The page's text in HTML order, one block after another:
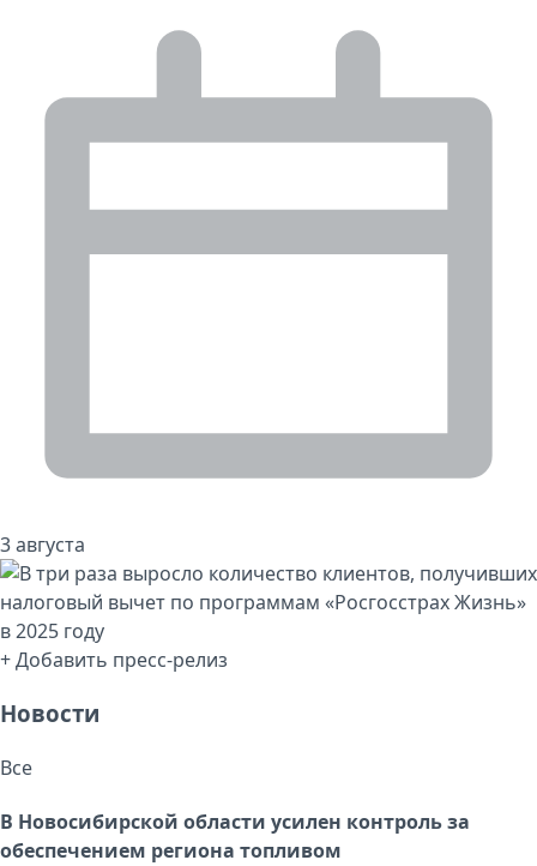
3 августа
+ Добавить пресс-релиз
Новости
Все
В Новосибирской области усилен контроль за
обеспечением региона топливом